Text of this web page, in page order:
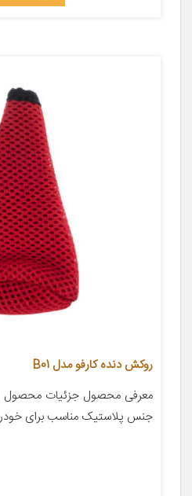
روکش دنده کارفو مدل B01
جنس پلاستیک مناسب برای